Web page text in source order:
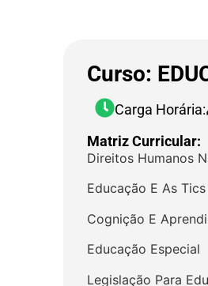
Curso:
Carga Horária:
Matriz Curricular:
Direitos Humanos
Educação E As Tics
Cognição E
Educação Especial
Legislação Para